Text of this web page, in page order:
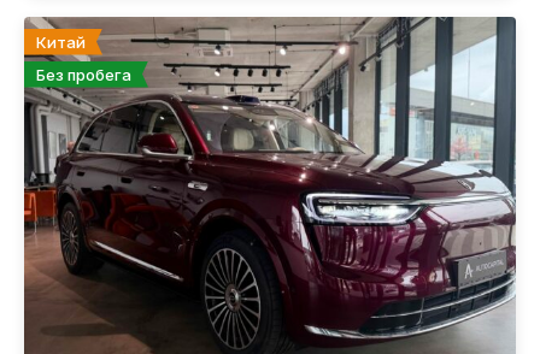
Китай
Без пробега